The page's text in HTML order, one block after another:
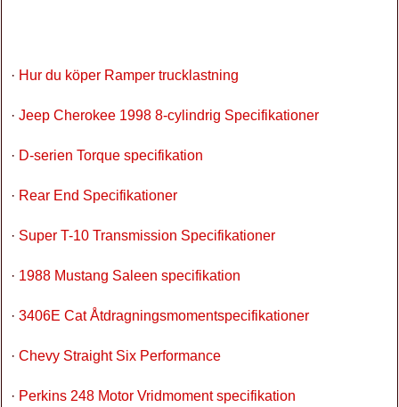
· Hur du köper Ramper trucklastning
· Jeep Cherokee 1998 8-cylindrig Specifikationer
· D-serien Torque specifikation
· Rear End Specifikationer
· Super T-10 Transmission Specifikationer
· 1988 Mustang Saleen specifikation
· 3406E Cat Åtdragningsmomentspecifikationer
· Chevy Straight Six Performance
· Perkins 248 Motor Vridmoment specifikation